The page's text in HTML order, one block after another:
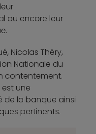
ou encore leur
Nicolas Théry,
Nationale du
contentement.
est une
de la banque ainsi
pertinents.